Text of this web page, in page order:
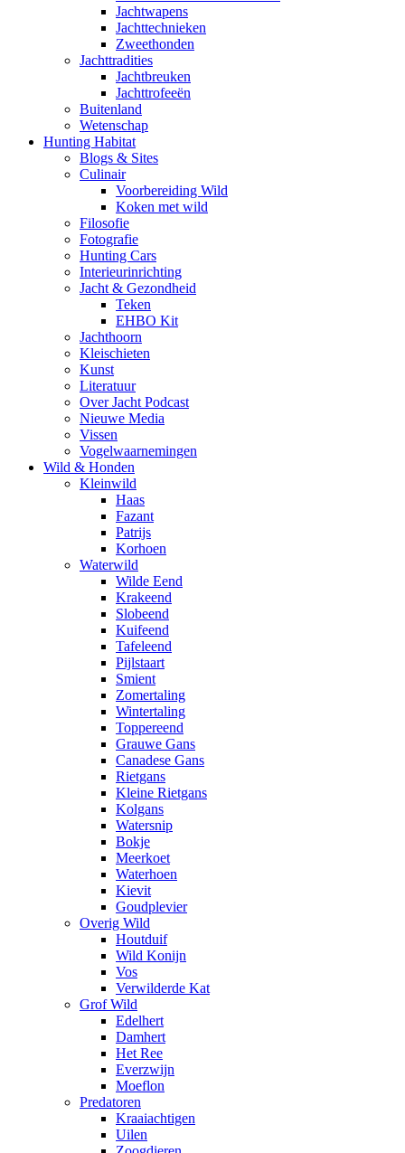
Jachtwapens
Jachttechnieken
Zweethonden
Jachttradities
Jachtbreuken
Jachttrofeeën
Buitenland
Wetenschap
Hunting Habitat
Blogs & Sites
Culinair
Voorbereiding Wild
Koken met wild
Filosofie
Fotografie
Hunting Cars
Interieurinrichting
Jacht & Gezondheid
Teken
EHBO Kit
Jachthoorn
Kleischieten
Kunst
Literatuur
Over Jacht Podcast
Nieuwe Media
Vissen
Vogelwaarnemingen
Wild & Honden
Kleinwild
Haas
Fazant
Patrijs
Korhoen
Waterwild
Wilde Eend
Krakeend
Slobeend
Kuifeend
Tafeleend
Pijlstaart
Smient
Zomertaling
Wintertaling
Toppereend
Grauwe Gans
Canadese Gans
Rietgans
Kleine Rietgans
Kolgans
Watersnip
Bokje
Meerkoet
Waterhoen
Kievit
Goudplevier
Overig Wild
Houtduif
Wild Konijn
Vos
Verwilderde Kat
Grof Wild
Edelhert
Damhert
Het Ree
Everzwijn
Moeflon
Predatoren
Kraaiachtigen
Uilen